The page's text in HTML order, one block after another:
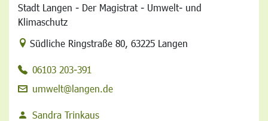
Stadt Langen - Der Magistrat - Umwelt- und
Klimaschutz
Link zur Google-Maps Navigation
Südliche Ringstraße 80 63225 Langen
06103 203-391
umwelt@langen.de
Sandra Trinkaus